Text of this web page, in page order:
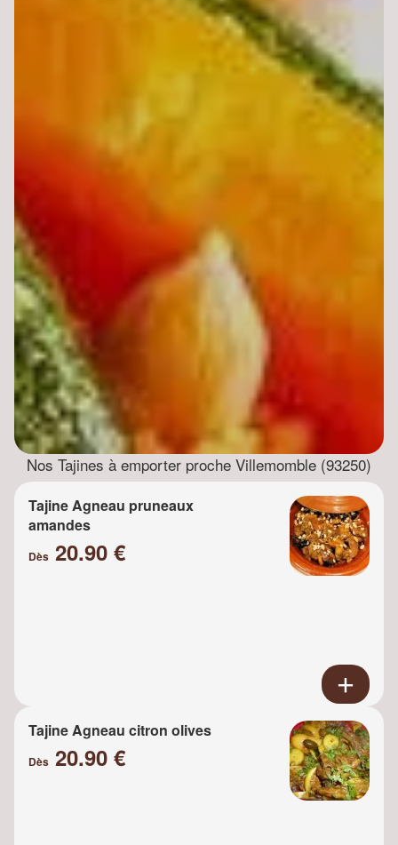
Nos Tajines à emporter proche Villemomble (93250)
Tajine Agneau pruneaux
amandes
Dès 20.90 €
Tajine Agneau citron olives
Dès 20.90 €